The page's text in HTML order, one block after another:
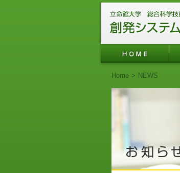
Home > NEWS